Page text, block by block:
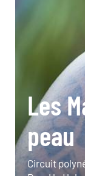
Les
peau
Circuit